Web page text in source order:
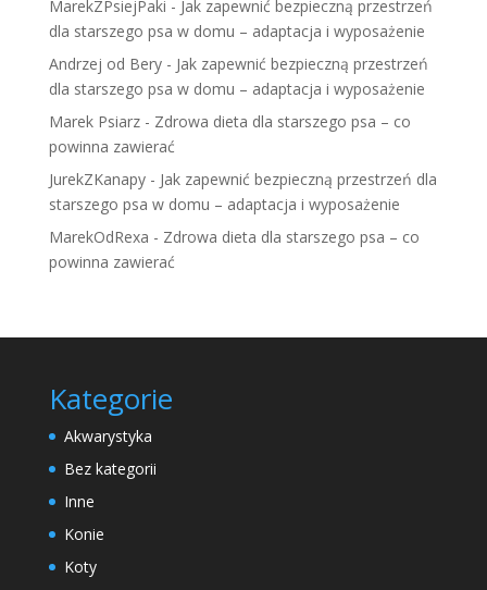
MarekZPsiejPaki - Jak zapewnić bezpieczną przestrzeń
dla starszego psa w domu – adaptacja i wyposażenie
Andrzej od Bery- Jak zapewnić bezpieczną przestrzeń
dla starszego psa w domu – adaptacja i wyposażenie
Marek Psiarz- Zdrowa dieta dla starszego psa – co
powinna zawierać
JurekZKanapy- Jak zapewnić bezpieczną przestrzeń dla
starszego psa w domu – adaptacja i wyposażenie
MarekOdRexa - Zdrowa dieta dla starszego psa – co
powinna zawierać
Kategorie
Akwarystyka
Bez kategorii
Inne
Konie
Koty